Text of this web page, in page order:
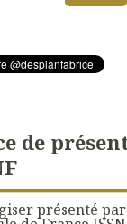
de
présenté